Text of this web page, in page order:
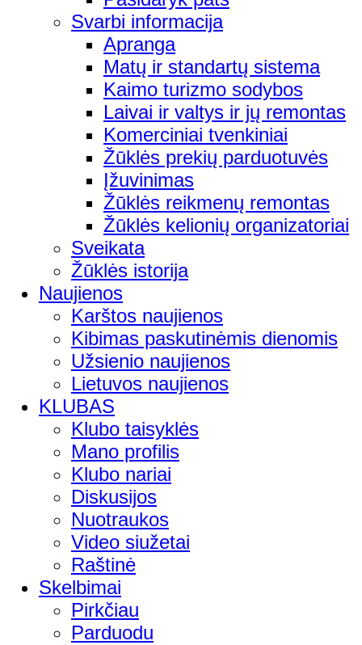
Svarbi informacija
Apranga
Matų ir standartų sistema
Kaimo turizmo sodybos
Laivai ir valtys ir jų remontas
Komerciniai tvenkiniai
Žūklės prekių parduotuvės
Įžuvinimas
Žūklės reikmenų remontas
Žūklės kelionių organizatoriai
Sveikata
Žūklės istorija
Naujienos
Karštos naujienos
Kibimas paskutinėmis dienomis
Užsienio naujienos
Lietuvos naujienos
KLUBAS
Klubo taisyklės
Mano profilis
Klubo nariai
Diskusijos
Nuotraukos
Video siužetai
Raštinė
Skelbimai
Pirkčiau
Parduodu